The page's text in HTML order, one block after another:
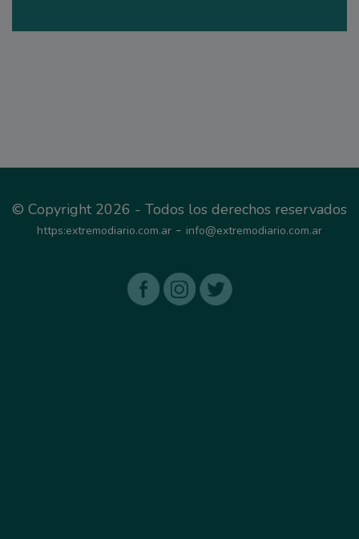
© Copyright 2026 - Todos los derechos reservados
https:extremodiario.com.ar - info@extremodiario.com.ar